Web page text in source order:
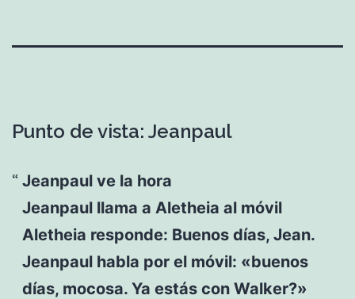
Punto de vista: Jeanpaul
Jeanpaul ve la hora
Jeanpaul llama a Aletheia al móvil
Aletheia responde: Buenos días, Jean.
Jeanpaul habla por el móvil: «buenos
días, mocosa. Ya estás con Walker?»